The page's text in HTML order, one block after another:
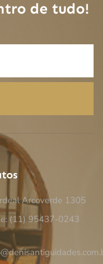
de tudo!
Arcoverde 1305
(11) 95437-0243